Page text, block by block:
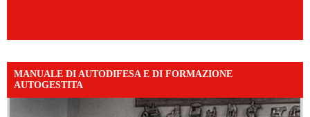
MANUALE DI AUTODIFESA E DI FORMAZIONE
AUTOGESTITA